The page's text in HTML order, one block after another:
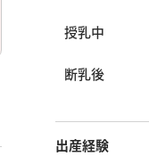
授乳中
断乳後
出産経験